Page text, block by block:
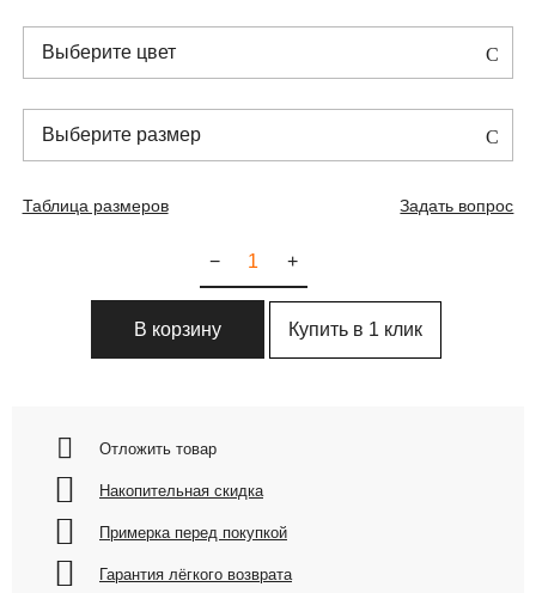
Выберите цвет
Выберите размер
Таблица размеров Задать вопрос
+
−
В корзину Купить в 1 клик
Отложить товар
Накопительная скидка
Примерка перед покупкой
Гарантия лёгкого возврата